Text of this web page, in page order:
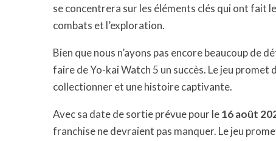
se concentrera sur les éléments clés qui ont fait
combats et l’exploration.
Bien que nous n’ayons pas encore beaucoup de
faire de Yo-kai Watch 5 un succès. Le jeu promet
collectionner et une histoire captivante.
Avec sa date de sortie prévue pour le16 août
franchise ne devraient pas manquer. Le jeu